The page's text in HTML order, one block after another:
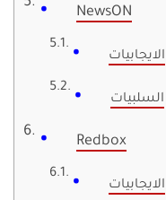
NewsON
الايجابيات
السلبيات
Redbox
الايجابيات